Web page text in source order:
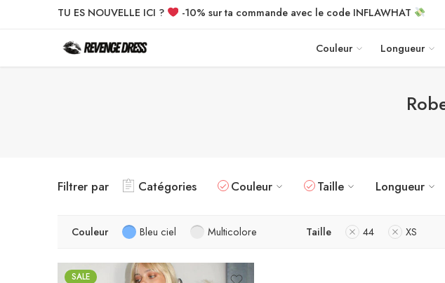
TU ES NOUVELLE ICI ? -10% sur ta commande avec le code INFLAWHAT
Couleur Longueur
Filtrer par Catégories Couleur Taille Longueur
Couleur Bleu ciel Multicolore Taille 44 XS
SALE